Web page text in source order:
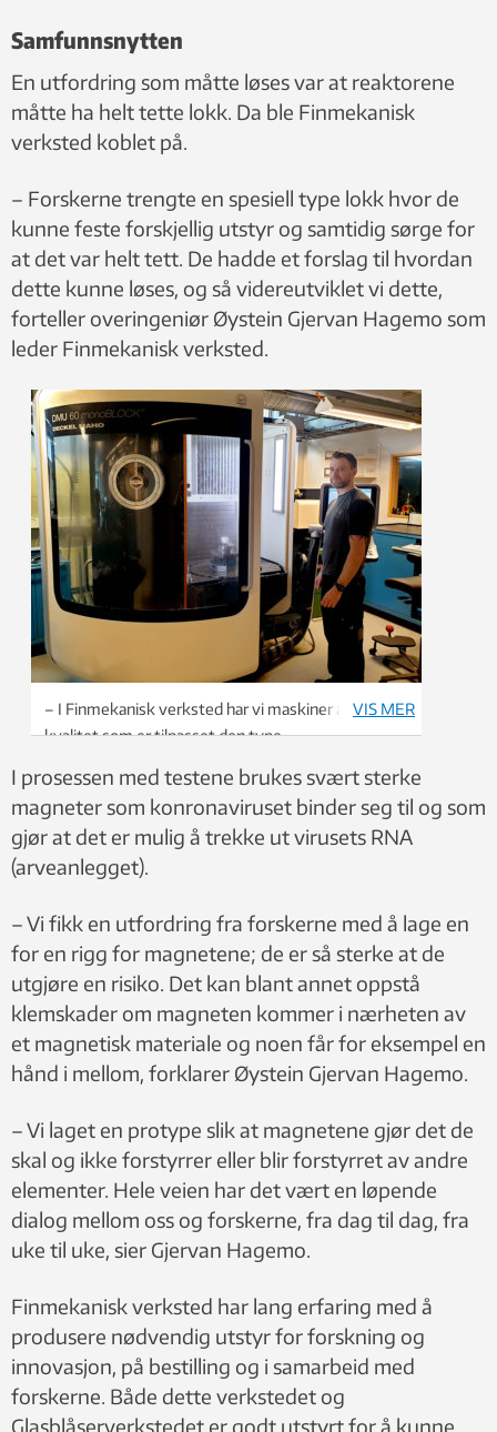
Samfunnsnytten
En utfordring som måtte løses var at reaktorene
måtte ha helt tette lokk. Da ble Finmekanisk
verksted koblet på.
– Forskerne trengte en spesiell type lokk hvor de
kunne feste forskjellig utstyr og samtidig sørge for
at det var helt tett. De hadde et forslag til hvordan
dette kunne løses, og så videreutviklet vi dette,
forteller overingeniør Øystein Gjervan Hagemo som
leder Finmekanisk verksted.
– I Finmekanisk verksted har vi maskiner av høy
kvalitet som er tilpasset den type
Gjervan Hagem, her ved siden av en 5-akset
fresemaskin. Foto: Idun Haugan
VIS MER
I prosessen med testene brukes svært sterke
magneter som konronaviruset binder seg til og som
gjør at det er mulig å trekke ut virusets RNA
(arveanlegget).
– Vi fikk en utfordring fra forskerne med å lage en
for en rigg for magnetene; de er så sterke at de
utgjøre en risiko. Det kan blant annet oppstå
klemskader om magneten kommer i nærheten av
et magnetisk materiale og noen får for eksempel en
hånd i mellom, forklarer Øystein Gjervan Hagemo.
– Vi laget en protype slik at magnetene gjør det de
skal og ikke forstyrrer eller blir forstyrret av andre
elementer. Hele veien har det vært en løpende
dialog mellom oss og forskerne, fra dag til dag, fra
uke til uke, sier Gjervan Hagemo.
Finmekanisk verksted har lang erfaring med å
produsere nødvendig utstyr for forskning og
innovasjon, på bestilling og i samarbeid med
forskerne. Både dette verkstedet og
Glasblåserverkstedet er godt utstyrt for å kunne